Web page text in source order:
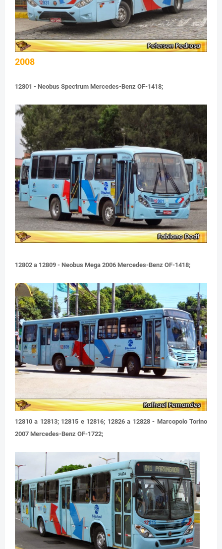
2008
12801 - Neobus Spectrum Mercedes-Benz OF-1418;
12802 a 12809 - Neobus Mega 2006 Mercedes-Benz OF-1418;
12810 a 12813; 12815 e 12816; 12826 a 12828 - Marcopolo Torino
2007 Mercedes-Benz OF-1722;